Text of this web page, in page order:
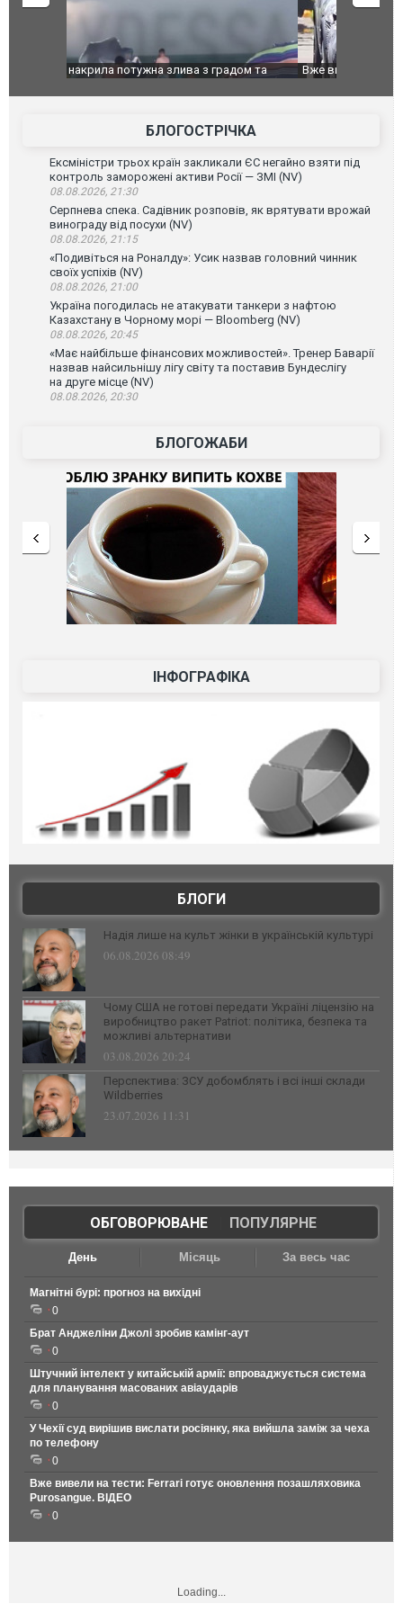
Вже вивели на тести: Ferrari готує оновлення
Вийшов
фільму
БЛОГОСТРІЧКА
Ексміністри трьох країн закликали ЄС негайно взяти під
контроль заморожені активи Росії — ЗМІ (NV)
08.08.2026, 21:30
Серпнева спека. Садівник розповів, як врятувати врожай
винограду від посухи (NV)
08.08.2026, 21:15
«Подивіться на Роналду»: Усик назвав головний чинник
своїх успіхів (NV)
08.08.2026, 21:00
Україна погодилась не атакувати танкери з нафтою
Казахстану в Чорному морі — Bloomberg (NV)
08.08.2026, 20:45
«Має найбільше фінансових можливостей». Тренер Баварії
назвав найсильнішу лігу світу та поставив Бундеслігу
на друге місце (NV)
08.08.2026, 20:30
БЛОГОЖАБИ
ІНФОГРАФІКА
БЛОГИ
Надія лише на культ жінки в українській культурі
06.08.2026 08:49
Чому США не готові передати Україні ліцензію на
виробництво ракет Patriot: політика, безпека та
можливі альтернативи
03.08.2026 20:24
Перспектива: ЗСУ добомблять і всі інші склади
Wildberries
23.07.2026 11:31
ОБГОВОРЮВАНЕ| ПОПУЛЯРНЕ
День Місяць За весь час
Магнітні бурі: прогноз на вихідні
0
Брат Анджеліни Джолі зробив камінг-аут
0
Штучний інтелект у китайській армії: впроваджується система
для планування масованих авіаударів
0
У Чехії суд вирішив вислати росіянку, яка вийшла заміж за чеха
по телефону
0
Вже вивели на тести: Ferrari готує оновлення позашляховика
Purosangue. ВІДЕО
0
Loading...